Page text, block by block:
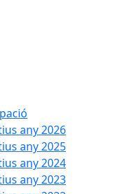
any 2026
any 2025
any 2024
any 2023